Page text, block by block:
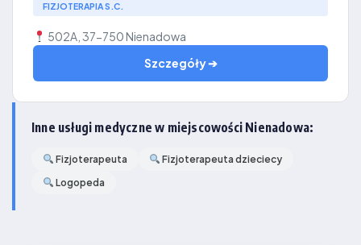
FIZJOTERAPIA S.C.
502A, 37-750 Nienadowa
Szczegóły ➔
Inne usługi medyczne w miejscowości Nienadowa:
Fizjoterapeuta
Fizjoterapeuta dzieciecy
Logopeda